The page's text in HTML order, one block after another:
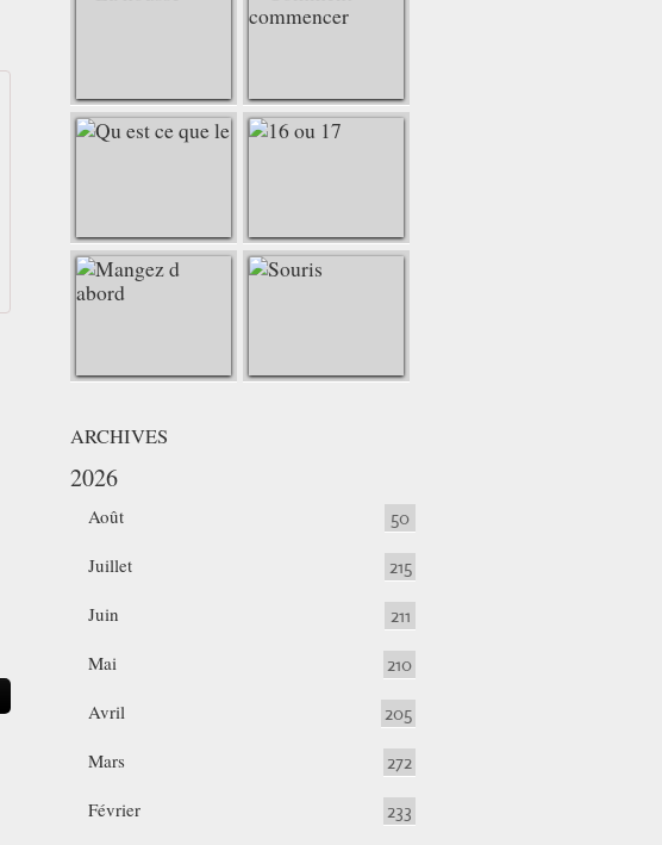
🔥 Сумка на шнурке шьется очень легко! Справится даже
ARCHIVES
2026
Août 50
Juillet 215
Juin 211
Mai 210
Avril 205
Mars 272
Février 233